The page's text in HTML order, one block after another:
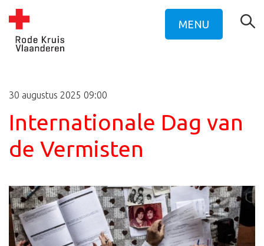
MENU
30 augustus 2025 09:00
Internationale Dag van
de Vermisten